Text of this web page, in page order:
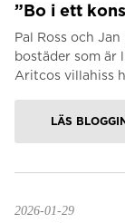
”Bo i ett
Pal Ross och
bostäder som är
Aritcos villahiss
LÄS
2026-01-29